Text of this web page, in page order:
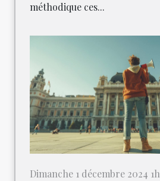
méthodique ces...
Dimanche 1 décembre 2024 1h